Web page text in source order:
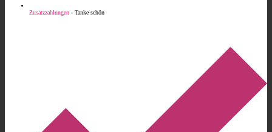
Zusatzzahlungen - Tanke schön